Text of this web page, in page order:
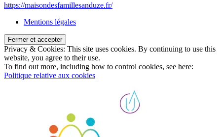
https://maisondesfamillesanduze.fr/
Mentions légales
Privacy & Cookies: This site uses cookies. By continuing to use this
website, you agree to their use.
To find out more, including how to control cookies, see here:
Politique relative aux cookies